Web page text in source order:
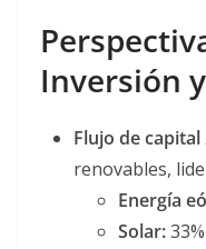
Inversión
Flujo de capital
renovables,
Energía
Solar:33%